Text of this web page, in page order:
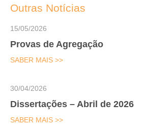
Outras Notícias
Provas de Agregação
15/05/2026
SABER MAIS >>
Dissertações – Abril de 2026
30/04/2026
SABER MAIS >>